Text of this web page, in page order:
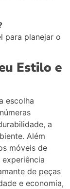
para planejar o
Estilo e
escolha
a
Além
móveis de
experiência
de peças
e economia,